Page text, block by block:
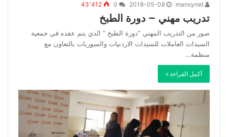
2018-05-08 43٬412
تدريب مهني – دورة الطبخ
صور من التدريب المهني “دورة الطبخ ” الذي يتم عقده في جمعية
السيدات العاملات للسيدات الاردنيات والسوريات بالتعاون مع
منظمة…
أكمل القراءة »